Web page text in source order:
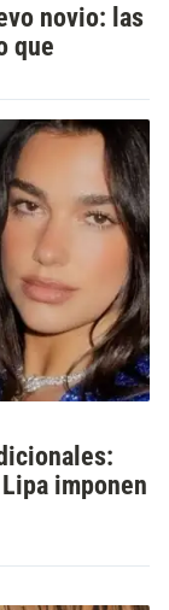
novio: las
que
imponen